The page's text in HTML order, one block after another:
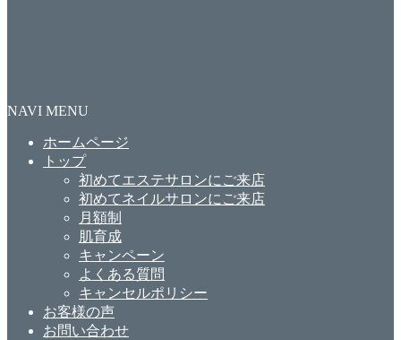
NAVI MENU
ホームページ
トップ
初めてエステサロンにご来店
初めてネイルサロンにご来店
月額制
肌育成
キャンペーン
よくある質問
キャンセルポリシー
お客様の声
お問い合わせ